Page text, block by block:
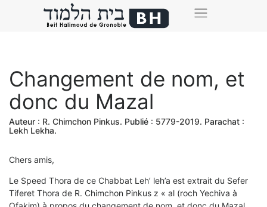
Changement de nom, et
donc du Mazal
Auteur : R. Chimchon Pinkus. Publié : 5779-2019. Parachat :
Lekh Lekha.
Chers amis,
Le Speed Thora de ce Chabbat Leh’ leh’a est extrait du Sefer
Tiferet Thora de R. Chimchon Pinkus z « al (roch Yechiva à